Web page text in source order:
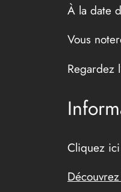
À la date
Vous
Regardez
Cliquez